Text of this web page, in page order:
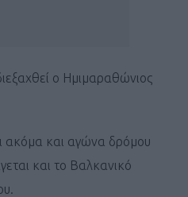
ο Ημιμαραθώνιος
ακόμα και αγώνα δρόμου
και το Βαλκανικό